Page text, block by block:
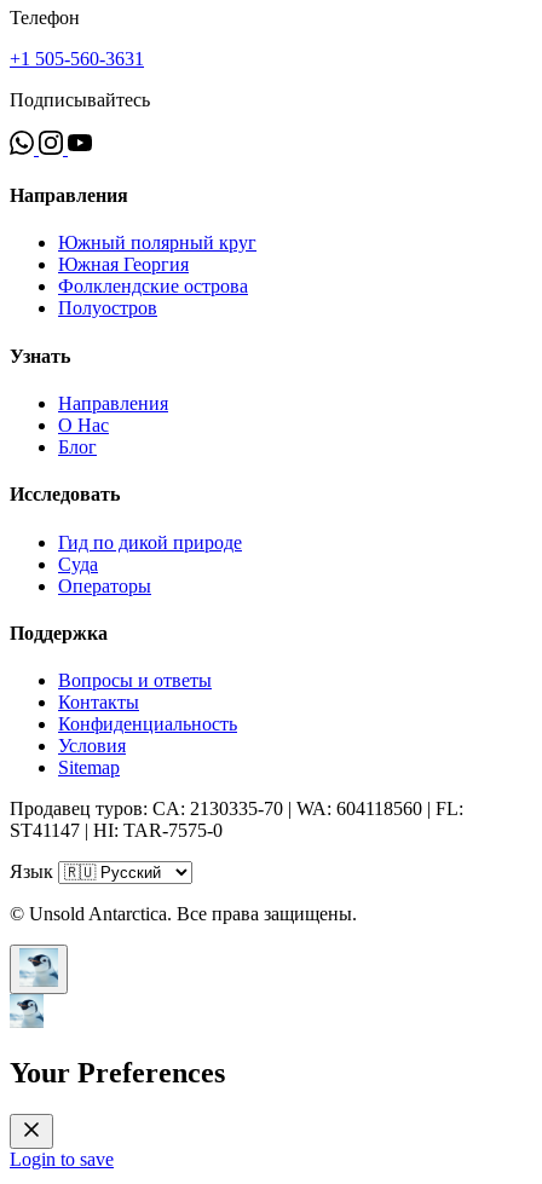
Телефон
+1 505-560-3631
Подписывайтесь
Направления
Южный полярный круг
Южная Георгия
Фолклендские острова
Полуостров
Узнать
Направления
О Нас
Блог
Исследовать
Гид по дикой природе
Суда
Операторы
Поддержка
Вопросы и ответы
Контакты
Конфиденциальность
Условия
Sitemap
Продавец туров: CA: 2130335-70 | WA: 604118560 | FL:
ST41147 | HI: TAR-7575-0
Язык
© Unsold Antarctica. Все права защищены.
Your Preferences
Login to save